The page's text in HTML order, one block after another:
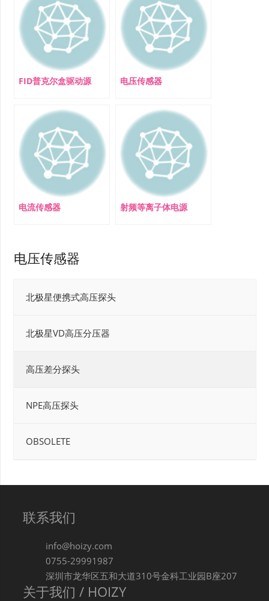
FID普克尔盒驱动源 电压传感器
电流传感器 射频等离子体电源
电压传感器
北极星便携式高压探头
北极星VD高压分压器
高压差分探头
NPE高压探头
OBSOLETE
联系我们
info@hoizy.com
0755-29991987
深圳市龙华区五和大道310号金科工业园B座207
关于我们 / HOIZY